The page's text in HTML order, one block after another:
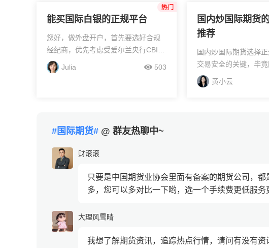
能买国际白银的正规平台
您好，做外盘开户，首先要选好合规
经纪商，优先考虑受爱尔兰央行CBI、
英国FCA、美国NFA、澳大利亚ASIC
等权威机构监管的平台，并通过监管
Julia 503
国内炒国际期货
推荐
国内炒国际期货选择
交易安全的关键，毕竟
跨境交易，资金安全和
在首位。建议大家优先
黄小云
#国际期货# @ 群友热聊中~
财滚滚
只要是中国期货业协会里面有备案的期货公司，
多，您可以多对比一下哟，选一个手续费更低服
大理风雪晴
我想了解期货资讯，追踪热点行情，请问有没有资